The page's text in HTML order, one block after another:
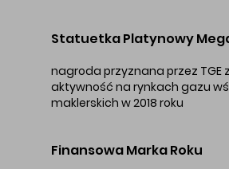
Statuetka Platynowy
nagroda przyznana przez TGE
aktywność na rynkach gazu
maklerskich w 2018 roku
Finansowa Marka Roku